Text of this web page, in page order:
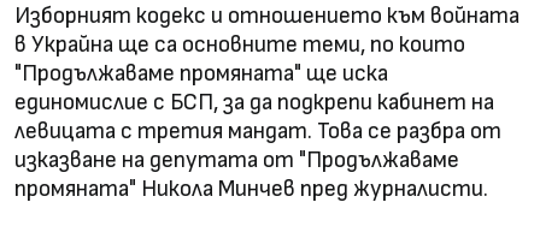
Изборният кодекс и отношението към войната
в Украйна ще са основните теми, по които
"Продължаваме промяната" ще иска
единомислие с БСП, за да подкрепи кабинет на
левицата с третия мандат. Това се разбра от
изказване на депутата от "Продължаваме
промяната" Никола Минчев пред журналисти.